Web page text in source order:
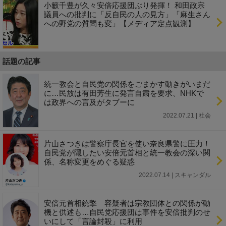
小籔千豊が久々安倍応援団ぶり発揮！ 和田政宗
議員への批判に「反自民の人の見方」「麻生さん
への野党の質問も変」【メディア定点観測】
話題の記事
統一教会と自民党の関係をごまかす動きがいまだ
に…民放は有田芳生に発言自粛を要求、NHKで
は政界への言及がタブーに
2022.07.21 | 社会
片山さつきは警察庁長官を使い奈良県警に圧力！
自民党が隠したい安倍元首相と統一教会の深い関
係、名称変更をめぐる疑惑
2022.07.14 | スキャンダル
安倍元首相銃撃 容疑者は宗教団体との関係が動
機と供述も…自民党応援団は事件を安倍批判のせ
いにして「言論封殺」に利用